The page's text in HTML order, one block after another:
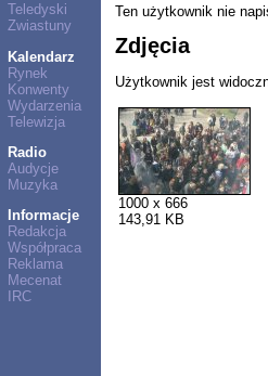
Teledyski
Zwiastuny
Kalendarz
Rynek
Konwenty
Wydarzenia
Telewizja
Radio
Audycje
Muzyka
Informacje
Redakcja
Współpraca
Reklama
Mecenat
IRC
Ten użytkownik nie
Zdjęcia
Użytkownik jest
1000 x 666
143,91 KB